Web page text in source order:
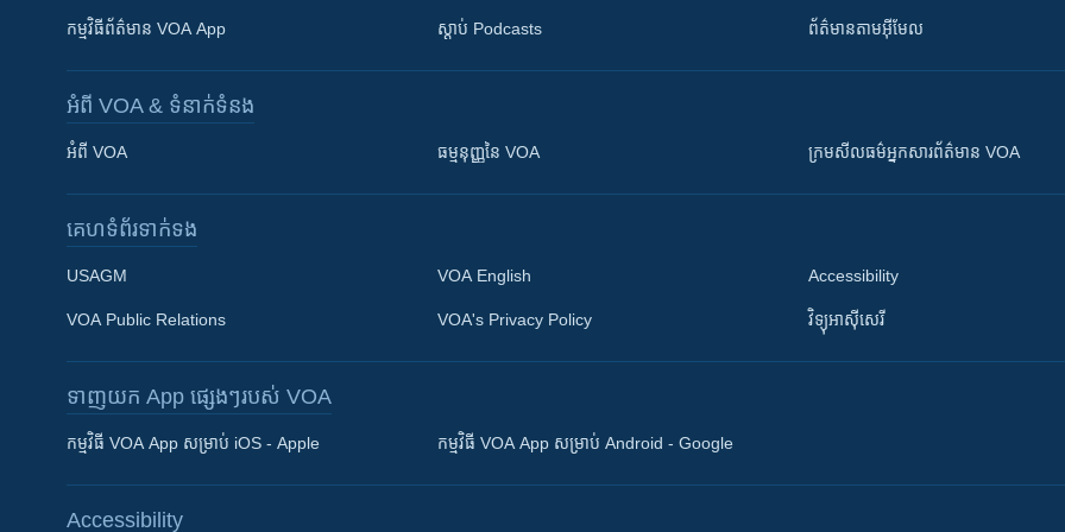
Khmer English
កម្មវិធី​ព័ត៌មាន VOA App ស្តាប់ Podcasts ព័ត៌មាន​តាម​អ៊ីមែល
អំពី​ VOA & ទំនាក់ទំនង
អំពី​ VOA ធម្មនុញ្ញ​នៃ VOA ក្រម​​​សីលធម៌​​​អ្នក​​​សារព័ត៌មាន VOA
គេហទំព័រ​​ទាក់ទង
USAGM
VOA Public Relations
VOA English
VOA's Privacy Policy
Accessibility
វិទ្យុ​អាស៊ី​សេរី
ទាញយក​ App ផ្សេងៗ​របស់​ VOA
កម្មវិធី​ VOA App សម្រាប់ iOS - Apple កម្មវិធី​ VOA App សម្រាប់ Android - Google
Accessibility